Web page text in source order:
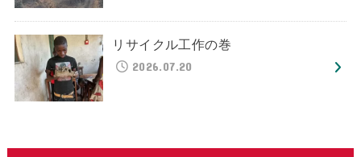
リサイクル工作の巻
2026.07.20